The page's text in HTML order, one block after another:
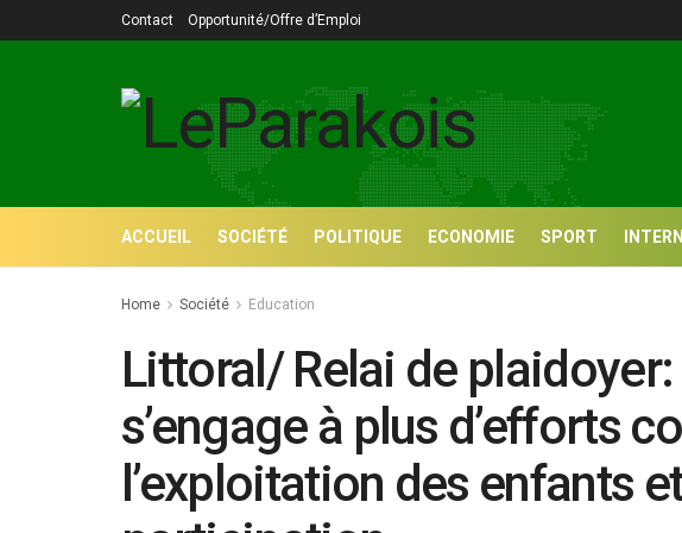
Contact Opportunité/Offre d’Emploi
ACCUEIL SOCIÉTÉ POLITIQUE ECONOMIE SPORT
Home Société Education
Littoral/ Relai de
s’engage à plus d’efforts
l’exploitation des enfants